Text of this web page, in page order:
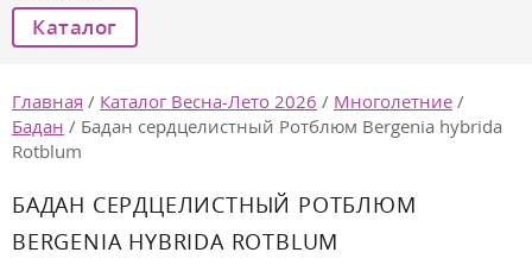
Каталог
Главная / Каталог Весна-Лето 2026 / Многолетние /
Бадан / Бадан сердцелистный Ротблюм Bergenia hybrida
Rotblum
БАДАН СЕРДЦЕЛИСТНЫЙ РОТБЛЮМ
BERGENIA HYBRIDA ROTBLUM